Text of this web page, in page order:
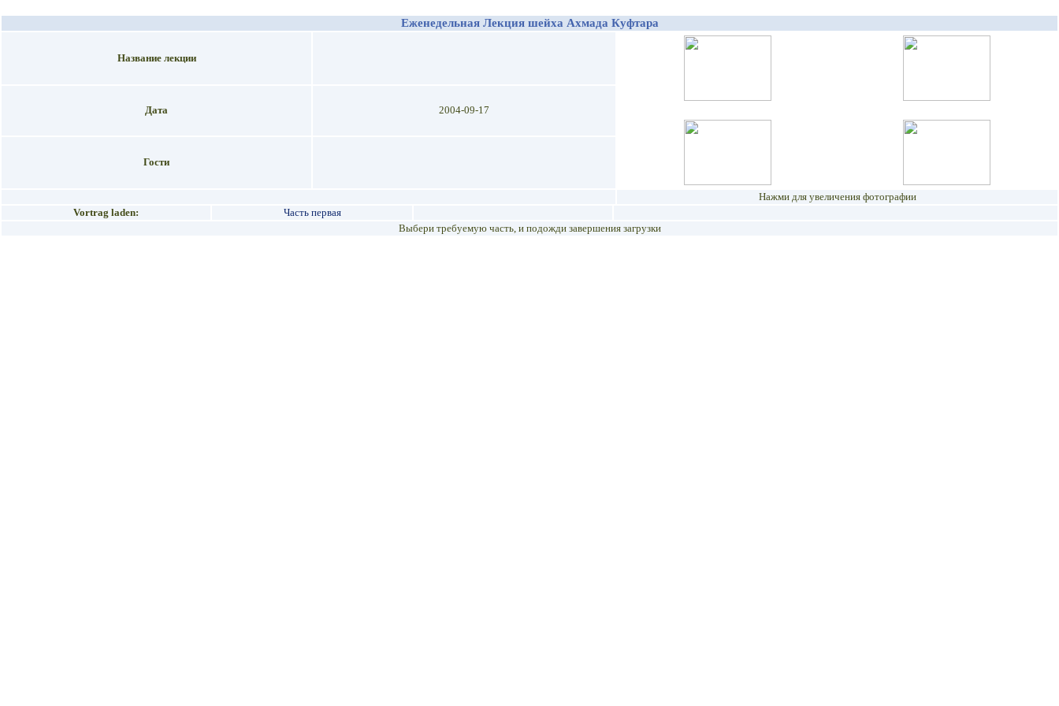
Еженедельная Лекция шейха Ахмада Куфтара
Название лекции
Дата 2004-09-17
Гости
Нажми для увеличения фотографии
Vortrag laden:
Часть первая
Выбери требуемую часть, и подожди завершения загрузки